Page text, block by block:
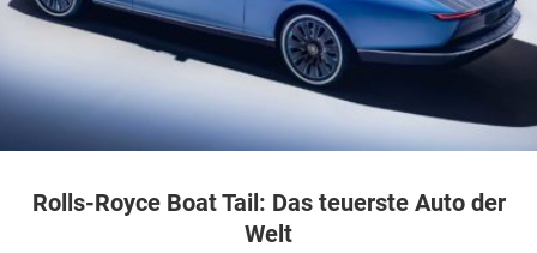
Rolls-Royce Boat Tail: Das teuerste Auto der
Welt